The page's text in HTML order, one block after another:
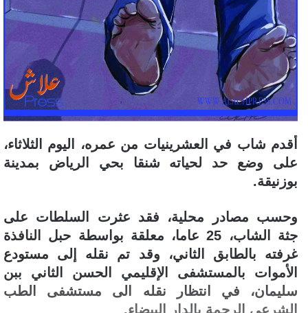
أقدم شاب في العشرينيات من عمره، اليوم الثلاثاء،
على وضع حد لحياته شنقا بحي الرياض بمدينة
بوزنيقة.
وحسب مصادر محلية، فقد عثرت السلطات على
جثة الشاب، 25 عاما، معلقة بواسطة حبل النافذة
غرفته بالطابق الثاني، وقد تم نقله إلى مستودع
الأموات بالمستشفى الإقليمي الحسن الثاني ببن
سليمان، في انتظار نقله الى مستشفى الطب
الشرعي الرحمة بالدار البيضاء.